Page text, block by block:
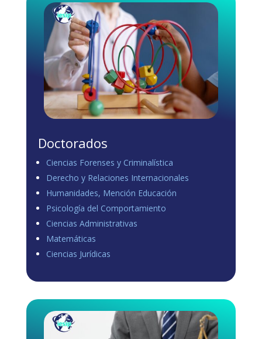
Load more
Doctorados
Ciencias Forenses y Criminalística
Derecho y Relaciones Internacionales
Humanidades, Mención Educación
Psicología del Comportamiento
Ciencias Administrativas
Matemáticas
Ciencias Jurídicas